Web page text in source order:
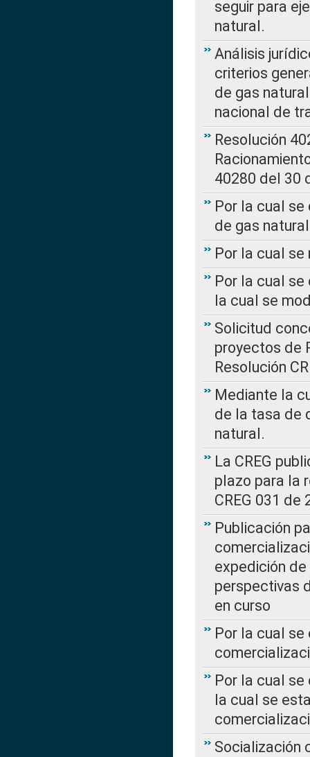
seguir para
natural.
Análisis
criterios
de gas
nacional de
Resolución
40280 del 30
Por la cual
de gas natural
Por la cual se
Por la cual se
la cual se
Solicitud
proyectos de
Resolución
Mediante la
de la tasa de
natural.
La CREG
plazo para la
CREG 031 de
Publicación
expedición de
perspectivas
en curso
Por la cual
Por la cual se
la cual se
Socialización